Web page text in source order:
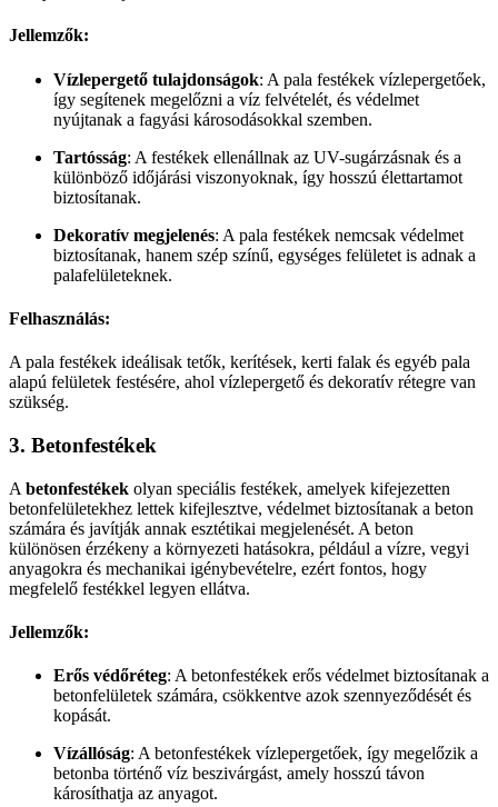
Jellemzők:
Vízlepergető tulajdonságok: A pala festékek vízlepergetőek,
így segítenek megelőzni a víz felvételét, és védelmet
nyújtanak a fagyási károsodásokkal szemben.
Tartósság: A festékek ellenállnak az UV-sugárzásnak és a
különböző időjárási viszonyoknak, így hosszú élettartamot
biztosítanak.
Dekoratív megjelenés: A pala festékek nemcsak védelmet
biztosítanak, hanem szép színű, egységes felületet is adnak a
palafelületeknek.
Felhasználás:
A pala festékek ideálisak tetők, kerítések, kerti falak és egyéb pala
alapú felületek festésére, ahol vízlepergető és dekoratív rétegre van
szükség.
3. Betonfestékek
A betonfestékek olyan speciális festékek, amelyek kifejezetten
betonfelületekhez lettek kifejlesztve, védelmet biztosítanak a beton
számára és javítják annak esztétikai megjelenését. A beton
különösen érzékeny a környezeti hatásokra, például a vízre, vegyi
anyagokra és mechanikai igénybevételre, ezért fontos, hogy
megfelelő festékkel legyen ellátva.
Jellemzők:
Erős védőréteg: A betonfestékek erős védelmet biztosítanak a
betonfelületek számára, csökkentve azok szennyeződését és
kopását.
Vízállóság: A betonfestékek vízlepergetőek, így megelőzik a
betonba történő víz beszivárgást, amely hosszú távon
károsíthatja az anyagot.